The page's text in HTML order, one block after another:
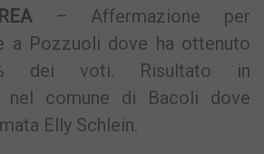
– Affermazione per
a Pozzuoli dove ha ottenuto
dei voti. Risultato in
nel comune di Bacoli dove
Elly Schlein.